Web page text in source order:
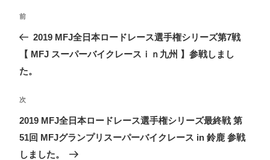
ナ
ビ
ゲ
ー
ョ
ン
前
の
投
稿
前
2019 MFJ全日本ロードレース選手権シリーズ第7戦
【 MFJ スーパーバイクレースｉｎ九州 】参戦しまし
た。
次
の
投
稿
次
2019 MFJ全日本ロードレース選手権シリーズ最終戦 第
51回 MFJグランプリスーパーバイクレース in 鈴鹿 参戦
しました。